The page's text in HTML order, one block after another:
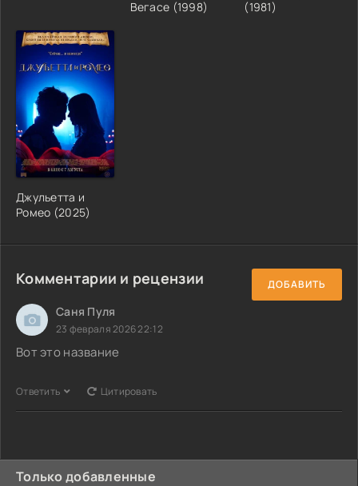
Вегасе (1998)
(1981)
Джульетта и
Ромео (2025)
Комментарии и рецензии ДОБАВИТЬ
Саня Пуля
23 февраля 2026 22:12
Вот это название
Ответить Цитировать
Только добавленные